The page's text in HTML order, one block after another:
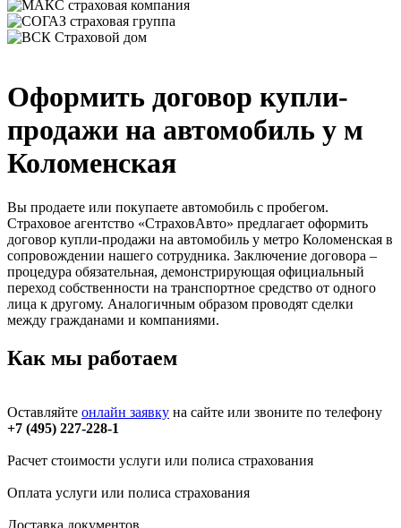
Оформить договор купли-
продажи на автомобиль у м
Коломенская
Вы продаете или покупаете автомобиль с пробегом.
Страховое агентство «СтраховАвто» предлагает оформить
договор купли-продажи на автомобиль у метро Коломенская в
сопровождении нашего сотрудника. Заключение договора –
процедура обязательная, демонстрирующая официальный
переход собственности на транспортное средство от одного
лица к другому. Аналогичным образом проводят сделки
между гражданами и компаниями.
Как мы работаем
Оставляйте онлайн заявку на сайте или звоните по телефону
+7 (495) 227-228-1
Расчет стоимости услуги или полиса страхования
Оплата услуги или полиса страхования
Доставка документов